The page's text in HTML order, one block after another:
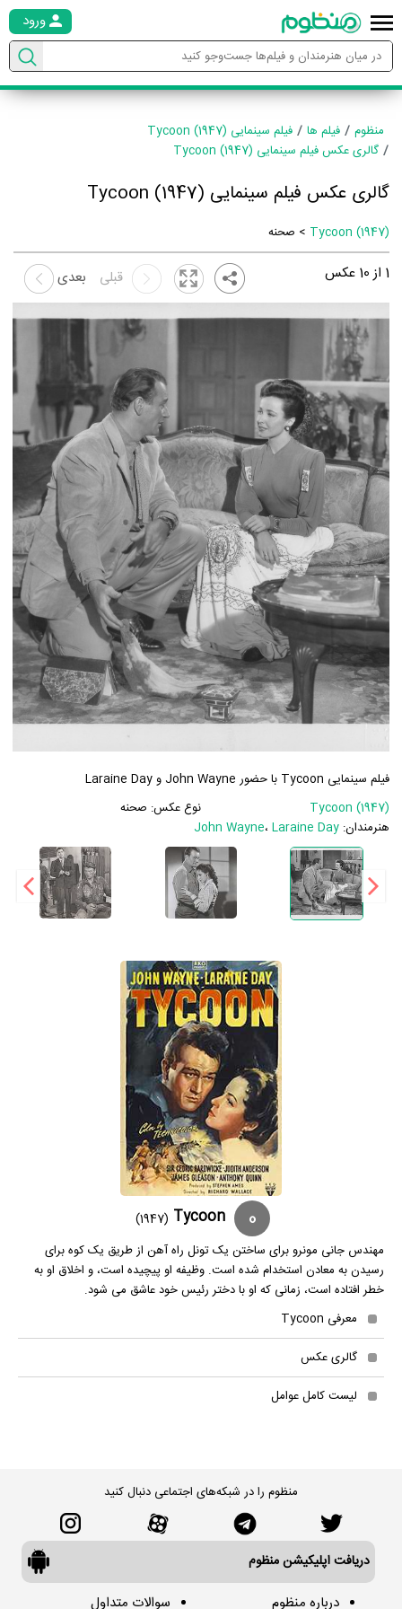
ورود
منظوم فیلم ها
فیلم سینمایی Tycoon (1947)
گالری عکس فیلم سینمایی Tycoon (1947)
گالری عکس فیلم سینمایی Tycoon (1947)
Tycoon (1947) > صحنه
1 از10 عکس بعدی قبلی
فیلم سینمایی Tycoon با حضور John Wayne و Laraine Day
Tycoon (1947)
نوع عکس: صحنه
هنرمندان:
John Wayne، Laraine Day
0
Tycoon
(1947)
مهندس جانی مونرو برای ساختن یک تونل راه آهن از طریق یک کوه برای
رسیدن به معادن استخدام شده است. وظیفه او پیچیده است، و اخلاق او به
خطر افتاده است، زمانی که او با دختر رئیس خود عاشق می شود.
معرفی Tycoon
گالری عکس
لیست کامل عوامل
منظوم را در شبکه‌های اجتماعی دنبال کنید
دریافت اپلیکیشن منظوم
درباره منظوم سوالات متداول